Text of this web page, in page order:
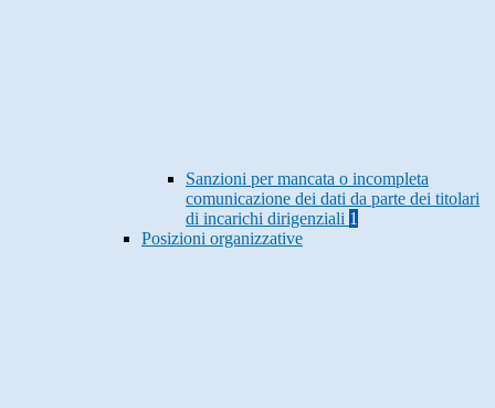
Sanzioni per mancata o incompleta
comunicazione dei dati da parte dei titolari
di incarichi dirigenziali 1
Posizioni organizzative